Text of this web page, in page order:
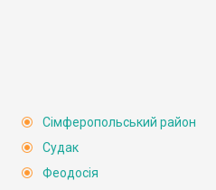
Сімферопольський район
Судак
Феодосія